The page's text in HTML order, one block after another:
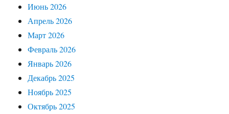
Июнь 2026
Апрель 2026
Март 2026
Февраль 2026
Январь 2026
Декабрь 2025
Ноябрь 2025
Октябрь 2025